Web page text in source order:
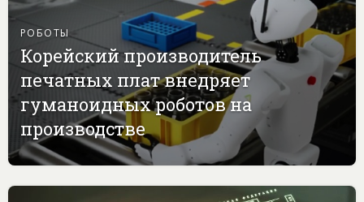
РОБОТЫ
Корейский производитель
печатных плат внедряет
гуманоидных роботов на
производстве